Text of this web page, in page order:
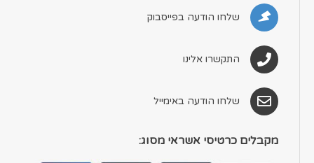
שלחו הודעה בפייסבוק
התקשרו אלינו
שלחו הודעה באימייל
מקבלים כרטיסי אשראי מסוג: